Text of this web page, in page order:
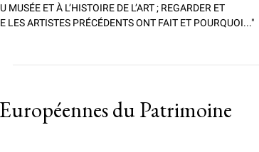
MUSÉE ET À L’HISTOIRE DE L’ART ; REGARDER ET
LES ARTISTES PRÉCÉDENTS ONT FAIT ET POURQUOI..."
du Patrimoine